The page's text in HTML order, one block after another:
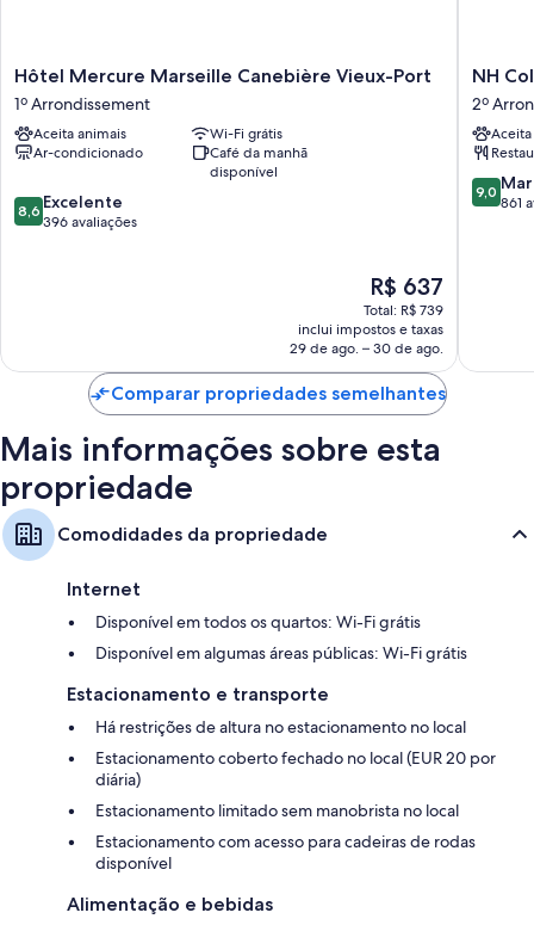
Hôtel
Mercure
Marseille
Canebière
Vieux-
1º
Arrondissement
Hôtel Mercure Marseille Canebière Vieux-Port
1º Arrondissement
Aceita animais
Wi-Fi grátis
Ar-condicionado
Café da manhã
disponível
8.6
de
8,6 Excelente
396 avaliações
O
preço
é
de
R$ 637
R$ 637
Total: R$ 739
inclui impostos e taxas
29 de ago. – 30 de ago.
NH
2º
NH
2º
9.0
de
9,0
861
Comparar propriedades semelhantes
Mais informações sobre esta
propriedade
Comodidades da propriedade
Internet
Disponível em todos os quartos: Wi-Fi grátis
Disponível em algumas áreas públicas: Wi-Fi grátis
Estacionamento e transporte
Há restrições de altura no estacionamento no local
Estacionamento coberto fechado no local (EUR 20 por
diária)
Estacionamento limitado sem manobrista no local
Estacionamento com acesso para cadeiras de rodas
disponível
Alimentação e bebidas